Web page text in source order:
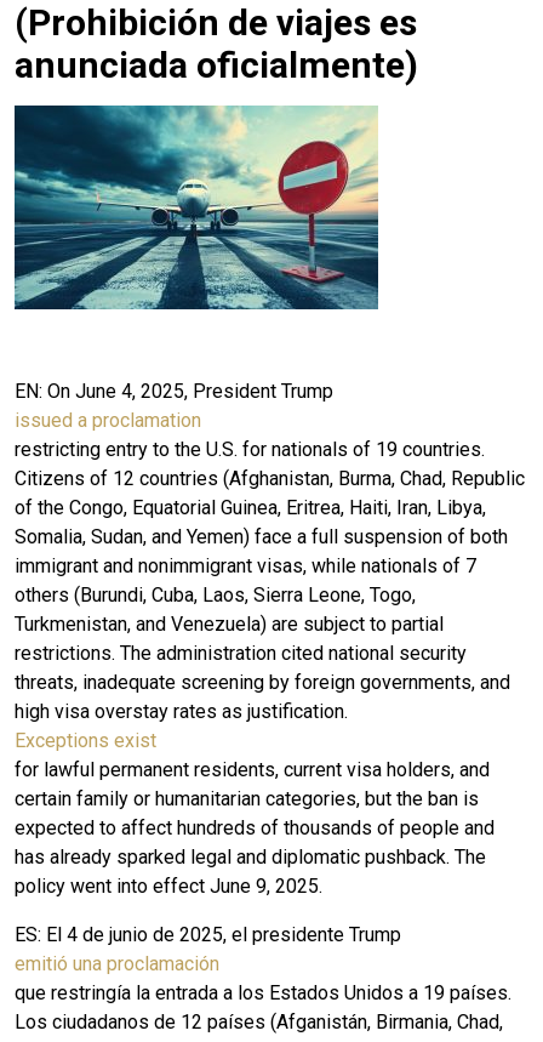
(Prohibición de viajes es
anunciada oficialmente)
EN: On June 4, 2025, President Trump
issued a proclamation
restricting entry to the U.S. for nationals of 19 countries.
Citizens of 12 countries (Afghanistan, Burma, Chad, Republic
of the Congo, Equatorial Guinea, Eritrea, Haiti, Iran, Libya,
Somalia, Sudan, and Yemen) face a full suspension of both
immigrant and nonimmigrant visas, while nationals of 7
others (Burundi, Cuba, Laos, Sierra Leone, Togo,
Turkmenistan, and Venezuela) are subject to partial
restrictions. The administration cited national security
threats, inadequate screening by foreign governments, and
high visa overstay rates as justification.
Exceptions exist
for lawful permanent residents, current visa holders, and
certain family or humanitarian categories, but the ban is
expected to affect hundreds of thousands of people and
has already sparked legal and diplomatic pushback. The
policy went into effect June 9, 2025.
ES: El 4 de junio de 2025, el presidente Trump
emitió una proclamación
que restringía la entrada a los Estados Unidos a 19 países.
Los ciudadanos de 12 países (Afganistán, Birmania, Chad,